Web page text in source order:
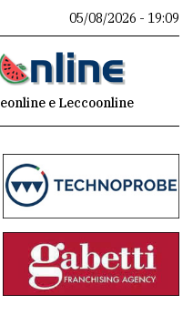
05/08/2026 - 19:09
e Leccoonline